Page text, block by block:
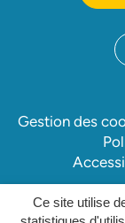
Ce site utilise
Gestion des